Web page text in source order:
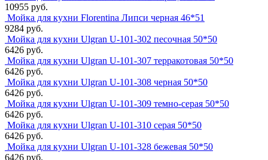
10955 руб.
Мойка для кухни Florentina Липси черная 46*51
9284 руб.
Мойка для кухни Ulgran U-101-302 песочная 50*50
6426 руб.
Мойка для кухни Ulgran U-101-307 терракотовая 50*50
6426 руб.
Мойка для кухни Ulgran U-101-308 черная 50*50
6426 руб.
Мойка для кухни Ulgran U-101-309 темно-серая 50*50
6426 руб.
Мойка для кухни Ulgran U-101-310 серая 50*50
6426 руб.
Мойка для кухни Ulgran U-101-328 бежевая 50*50
6426 руб.